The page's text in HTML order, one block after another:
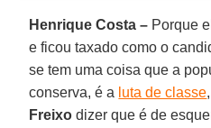
Henrique Costa – Porque
e ficou taxado como o
se tem uma coisa que a
conserva, é a luta de classe
Freixo dizer que é de